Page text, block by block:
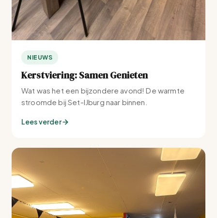
NIEUWS
Kerstviering: Samen Genieten
Wat was het een bijzondere avond! De warmte
stroomde bij Set-IJburg naar binnen.
Lees verder